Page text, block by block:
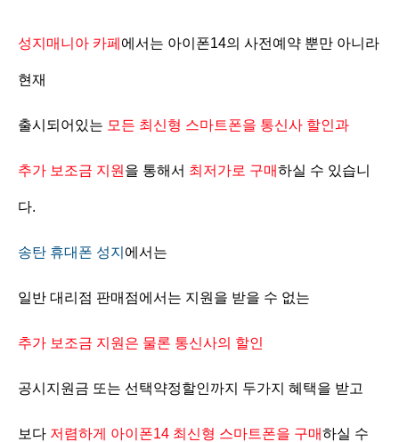
성지매니아 카페 에서는 아이폰14의 사전예약 뿐만 아니라
현재
출시되어있는 모든 최신형 스마트폰을 통신사 할인과
추가 보조금 지원 을 통해서 최저가로 구매하실 수 있습니
다.
송탄 휴대폰 성지 에서는
일반 대리점 판매점에서는 지원을 받을 수 없는
추가 보조금 지원은 물론 통신사의 할인
공시지원금 또는 선택약정할인까지 두가지 혜택을 받고
보다 저렴하게 아이폰14 최신형 스마트폰을 구매하실 수